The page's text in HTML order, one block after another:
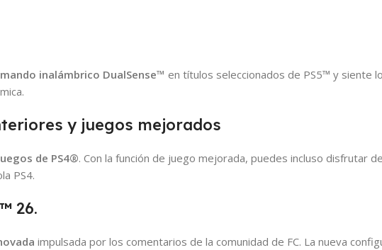
mando inalámbrico DualSense™ en títulos seleccionados de PS5™ y siente
y juegos mejorados
de PS4®. Con la función de juego mejorada, puedes incluso disfrutar
PS4.
26.
impulsada por los comentarios de la comunidad de FC. La nueva